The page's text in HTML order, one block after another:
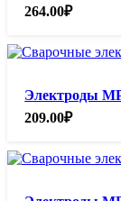
264.00₽
Электроды
209.00₽